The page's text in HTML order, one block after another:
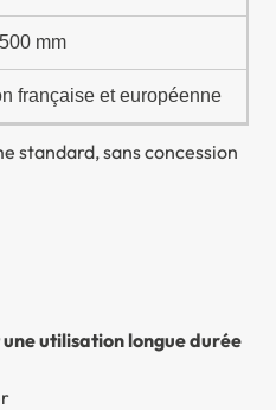
mm
française et européenne
standard, sans concession
utilisation longue durée